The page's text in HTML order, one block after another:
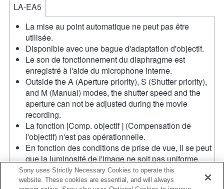
LA-EA5
La mise au point automatique ne peut pas être
utilisée.
Disponible avec une bague d'adaptation d'objectif.
Le son de fonctionnement du diaphragme est
enregistré à l'aide du microphone interne.
Outside the A (Aperture priority), S (Shutter priority),
and M (Manual) modes, the shutter speed and the
aperture can not be adjusted during the movie
recording.
La fonction [Comp. objectif ] (Compensation de
l'objectif) n'est pas opérationnelle.
En fonction des conditions de prise de vue, il se peut
que la luminosité de l'image ne soit pas uniforme.
Réglez la fonction [Obturat. à rideaux avant] sur [Off].
Si vous fixez l'objectif à monture A à l'aide de
Sony uses Strictly Necessary Cookies to operate this
website. These cookies are essential, and will always